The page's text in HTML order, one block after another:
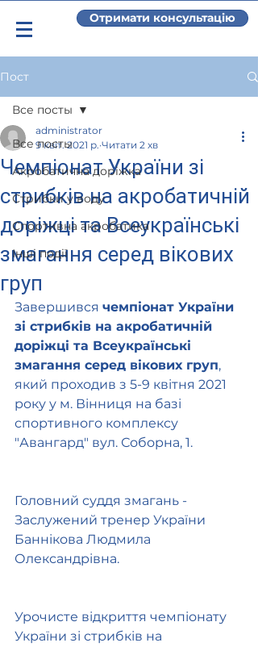
Отримати консультацію
Пост
Все посты
Акробатична доріжка
Стрибки у воду
Спортивна акробатика
Інші події
Все посты
Чемпіонат України зі
стрибків на акробатичній
доріжці та Всеукраїнські
змагання серед вікових
груп
administrator
9 квіт. 2021 р. Читати 2 хв
Завершився чемпіонат України
зі стрибків на акробатичній
доріжці та Всеукраїнські
змагання серед вікових груп,
який проходив з 5-9 квітня 2021
року у м. Вінниця на базі
спортивного комплексу
"Авангард" вул. Соборна, 1.
Головний суддя змагань -
Заслужений тренер України
Баннікова Людмила
Олександрівна.
Урочисте відкриття чемпіонату
України зі стрибків на